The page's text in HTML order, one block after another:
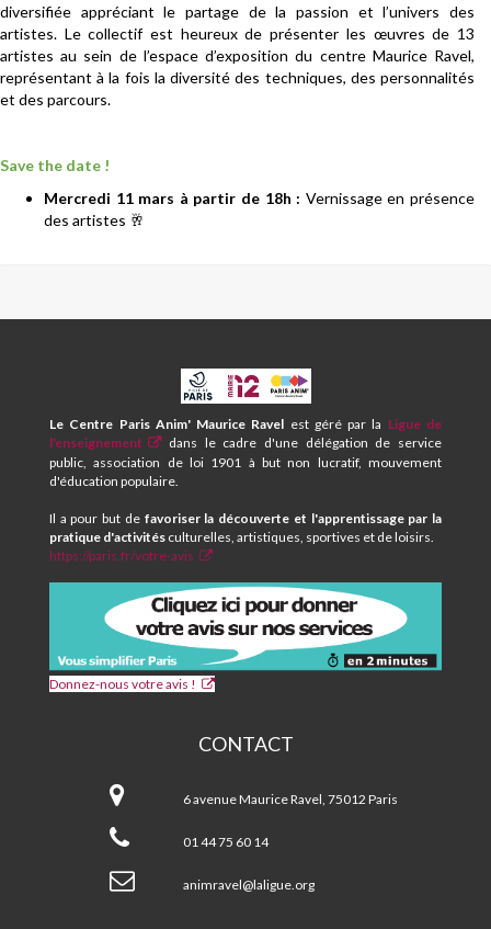
diversifiée appréciant le partage de la passion et l’univers des
artistes. Le collectif est heureux de présenter les œuvres de 13
artistes au sein de l’espace d’exposition du centre Maurice Ravel,
représentant à la fois la diversité des techniques, des personnalités
et des parcours.
Save the date !
Mercredi 11 mars à partir de 18h : Vernissage en présence
des artistes 🥂
CPA
ET
CENTRE
SOCIAL
MAURICE
Le Centre Paris Anim' Maurice Ravel est géré par la Ligue de
l'enseignement
dans le cadre d'une délégation de service
public, association de loi 1901 à but non lucratif, mouvement
d'éducation populaire.
Il a pour but de favoriser la découverte et l'apprentissage par la
pratique d'activités culturelles, artistiques, sportives et de loisirs.
https://paris.fr/votre-avis
Donnez-nous votre avis !
CONTACT
Centre
Social
MAURICE
6 avenue Maurice Ravel, 75012 Paris
01 44 75 60 14
animravel@laligue.org